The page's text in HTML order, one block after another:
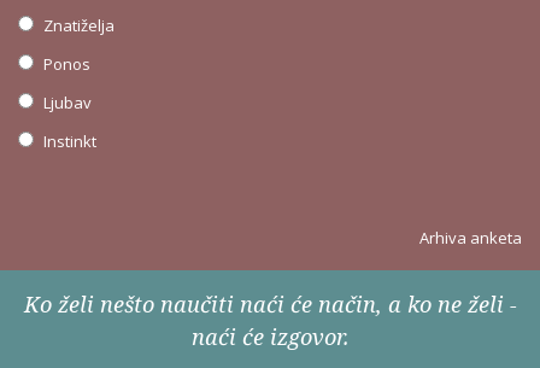
Znatiželja
Ponos
Ljubav
Instinkt
Arhiva anketa
Ko želi nešto naučiti naći će način, a ko ne želi -
naći će izgovor.